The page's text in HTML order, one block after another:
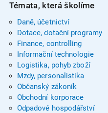
Témata, která školíme
Daně, účetnictví
Dotace, dotační programy
Finance, controlling
Informační technologie
Logistika, pohyb zboží
Mzdy, personalistika
Občanský zákoník
Obchodní korporace
Odpadové hospodářství